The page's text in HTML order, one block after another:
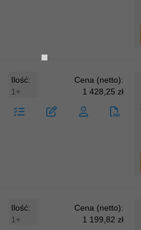
Ilość:
Cena (netto):
1+
1 428,25 zł
Ilość:
Cena (netto):
1+
1 199,82 zł